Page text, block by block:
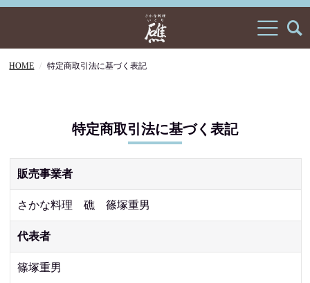
HOME 特定商取引法に基づく表記
特定商取引法に基づく表記
販売事業者
さかな料理 礁 篠塚重男
代表者
篠塚重男